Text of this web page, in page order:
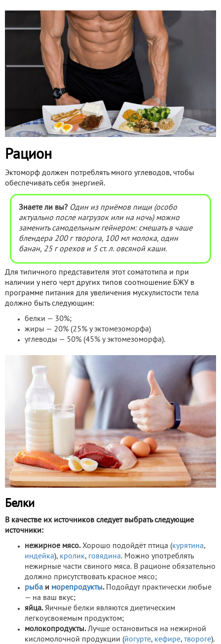
Рацион
Эктоморф должен потреблять много углеводов, чтобы
обеспечивать себя энергией.
Знаете ли вы? Один из приёмов пищи (особо
актуально после нагрузок или на ночь) можно
заменить самодельным гейнером: смешать в чаше
блендера 200 г творога, 100 мл молока, один
банан, 25 г орехов и 5 ст. л. овсяной каши.
Для типичного представителя этот соматотипа и при
наличии у него черт других типов соотношение БЖУ в
программе питания для увеличения мускулистости тела
должно быть следующим:
белки — 30%;
жиры — 20% (25% у эктомезоморфа)
углеводы — 50% (45% у эктомезоморфа).
Белки
В качестве их источников следует выбрать следующие
источники:
нежирное мясо.Хорошо подойдёт птица (курятина,
индейка), кролик, говядина. Можно употреблять
нежирные части свиного мяса. В рационе обязательно
должно присутствовать красное мясо;
рыба и морепродукты.Подойдут практически любые
— на ваш вкус;
яйца.Яичные белки являются диетическим
легкоусвояемым продуктом;
молокопродукты.Лучше остановиться на нежирной
кисломолочной продукции (йогурте, кефире, твороге).